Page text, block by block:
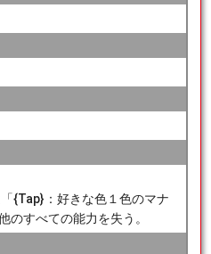
{Tap}：好きな色１色のマナ
のすべての能力を失う。